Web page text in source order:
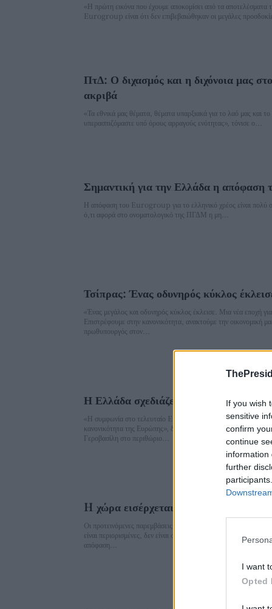
If you wish
sensitive
confirm
continue
information
further
I want
Opted
«Η πρώτη εικόνα που έχουμε αποκομίσει από τα αποτελέσματα
Eurogroup είναι ότι δεν επιβεβαιώθηκαν οι μεγάλες
ΠτΔ: Ο διχασμός και η διχόνοια μας
ακριβά
«Τα εθνικά μας θέματα, θέματα υπαρξιακά για το λαό μας και
υπερασπιζόμαστε υπό όρους αρραγούς ενότητας», τόνισε ο...
Σημαντική για την Ελλάδα η
Η απόφαση του Eurogroup για το ελληνικό χρέος είναι πολύ
ό,τι αφορά στο ονοματολογικό της ΠΓΔΜ η μη...
Τσίπρας: Ένας οδυνηρός κύκλος
«Ένας μεγάλος και οδυνηρός κύκλος έκλεισε. Μια νέα εποχή για
Επιστρέφουμε στην κανονικότητα, ανακτούμε την οικονομική
πρωθυπουργός στον...
Η Ελλάδα σχεδιάζει την επόμενη μέρα
«Η συμφωνία στο τελευταίο Eurogroup εγγυάται την
κανονικότητα της Ευρώπης», δήλωσε η υπουργός Διοικητικής
Γεροβασίλη στο περιθώριο...
H χώρα εισέρχεται σε κατάσταση
Oι προτεινόμενες παρεμβάσεις για τη ρύθμιση του xρέους
είναι περιορισμένες, δεν είναι στο σύνολό τους αυτόματες όπως
απόφαση...